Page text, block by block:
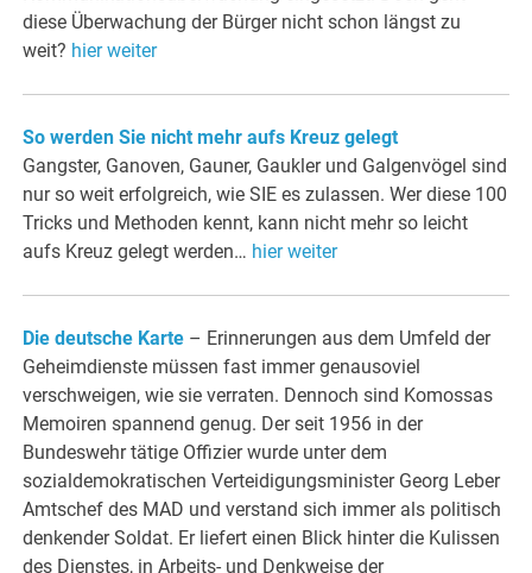
diese Überwachung der Bürger nicht schon längst zu
weit? hier weiter
So werden Sie nicht mehr aufs Kreuz gelegt
Gangster, Ganoven, Gauner, Gaukler und Galgenvögel sind
nur so weit erfolgreich, wie SIE es zulassen. Wer diese 100
Tricks und Methoden kennt, kann nicht mehr so leicht
aufs Kreuz gelegt werden… hier weiter
Die deutsche Karte – Erinnerungen aus dem Umfeld der
Geheimdienste müssen fast immer genausoviel
verschweigen, wie sie verraten. Dennoch sind Komossas
Memoiren spannend genug. Der seit 1956 in der
Bundeswehr tätige Offizier wurde unter dem
sozialdemokratischen Verteidigungsminister Georg Leber
Amtschef des MAD und verstand sich immer als politisch
denkender Soldat. Er liefert einen Blick hinter die Kulissen
des Dienstes, in Arbeits- und Denkweise der